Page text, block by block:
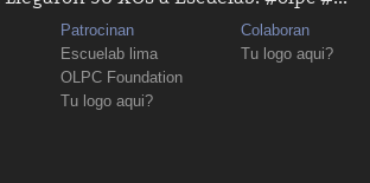
Patrocinan
Escuelab lima
OLPC Foundation
Tu logo aqui?
Colaboran
Tu logo aqui?